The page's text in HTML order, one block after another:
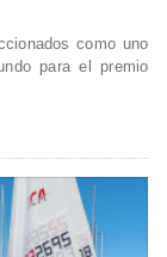
como uno
para el premio